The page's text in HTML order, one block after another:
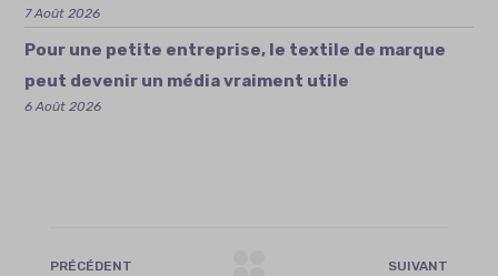
7 Août 2026
Pour une petite entreprise, le textile de marque
peut devenir un média vraiment utile
6 Août 2026
PRÉCÉDENT SUIVANT